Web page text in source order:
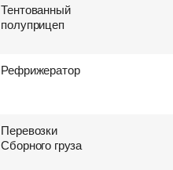
Тентованный
полуприцеп
Рефрижератор
Перевозки
Сборного груза